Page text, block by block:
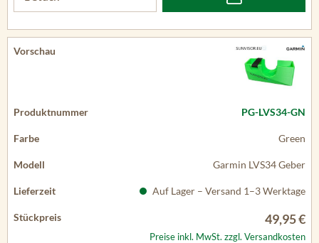
PG-LVS34-GN
Green
Garmin LVS34 Geber
Auf Lager – Versand 1–3 Werktage
49,95 €
Preise inkl. MwSt. zzgl. Versandkosten